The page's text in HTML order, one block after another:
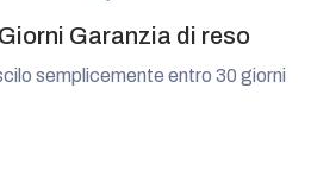
Garanzia di reso
semplicemente entro 30 giorni